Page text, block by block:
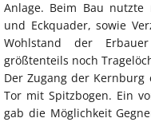
Anlage. Beim Bau
und Eckquader, sowie
Wohlstand der
größtenteils noch
Der Zugang der
Tor mit Spitzbogen. Ein
gab die Möglichkeit